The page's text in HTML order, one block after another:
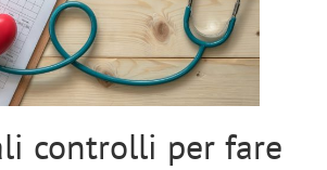
controlli per fare